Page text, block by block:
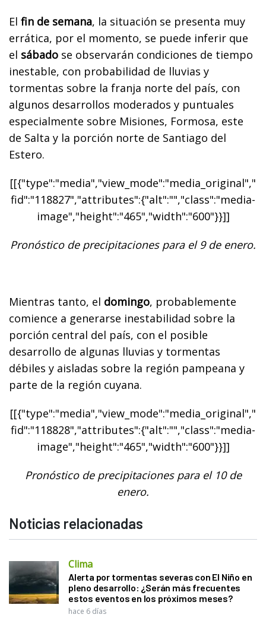
El fin de semana, la situación se presenta muy
errática, por el momento, se puede inferir que
el sábado se observarán condiciones de tiempo
inestable, con probabilidad de lluvias y
tormentas sobre la franja norte del país, con
algunos desarrollos moderados y puntuales
especialmente sobre Misiones, Formosa, este
de Salta y la porción norte de Santiago del
Estero.
[[{"type":"media","view_mode":"media_original","
fid":"118827","attributes":{"alt":"","class":"media-
image","height":"465","width":"600"}}]]
Pronóstico de precipitaciones para el 9 de enero.
Mientras tanto, el domingo, probablemente
comience a generarse inestabilidad sobre la
porción central del país, con el posible
desarrollo de algunas lluvias y tormentas
débiles y aisladas sobre la región pampeana y
parte de la región cuyana.
[[{"type":"media","view_mode":"media_original","
fid":"118828","attributes":{"alt":"","class":"media-
image","height":"465","width":"600"}}]]
Pronóstico de precipitaciones para el 10 de
enero.
Noticias relacionadas
Clima
Alerta por tormentas severas con El Niño en
pleno desarrollo: ¿Serán más frecuentes
estos eventos en los próximos meses?
hace 6 días